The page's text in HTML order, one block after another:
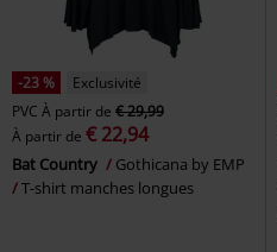
-23 %
Exclusivité
PVC À partir de € 29,99
À partir de € 22,94
Bat Country
Gothicana by EMP
T-shirt manches longues